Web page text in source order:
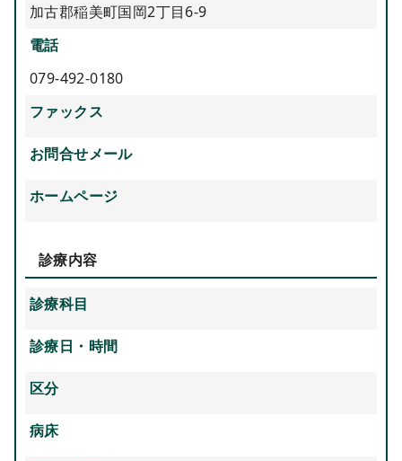
加古郡稲美町国岡2丁目6-9
電話
079-492-0180
ファックス
お問合せメール
ホームページ
診療内容
診療科目
診療日・時間
区分
病床